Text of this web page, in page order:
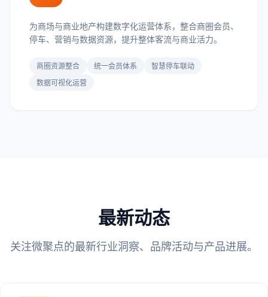
为商场与商业地产构建数字化运营体系，整合商圈会员、
停车、营销与数据资源，提升整体客流与商业活力。
商圈资源整合 统一会员体系
智慧停车联动
数据可视化运营
最新动态
关注微聚点的最新行业洞察、品牌活动与产品进展。